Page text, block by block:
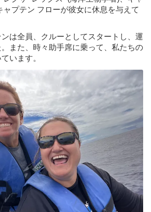
ャプテン フローが彼女に休息を与えて
は全員、クルーとしてスタートし、運
また、時々助手席に乗って、私たちの
います。